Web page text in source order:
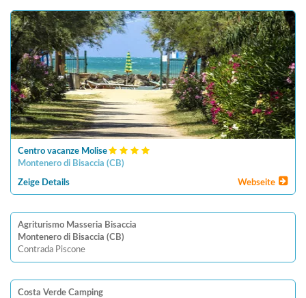
Centro vacanze Molise
Montenero di Bisaccia (CB)
Zeige Details Webseite
Agriturismo Masseria Bisaccia
Montenero di Bisaccia (CB)
Contrada Piscone
Costa Verde Camping